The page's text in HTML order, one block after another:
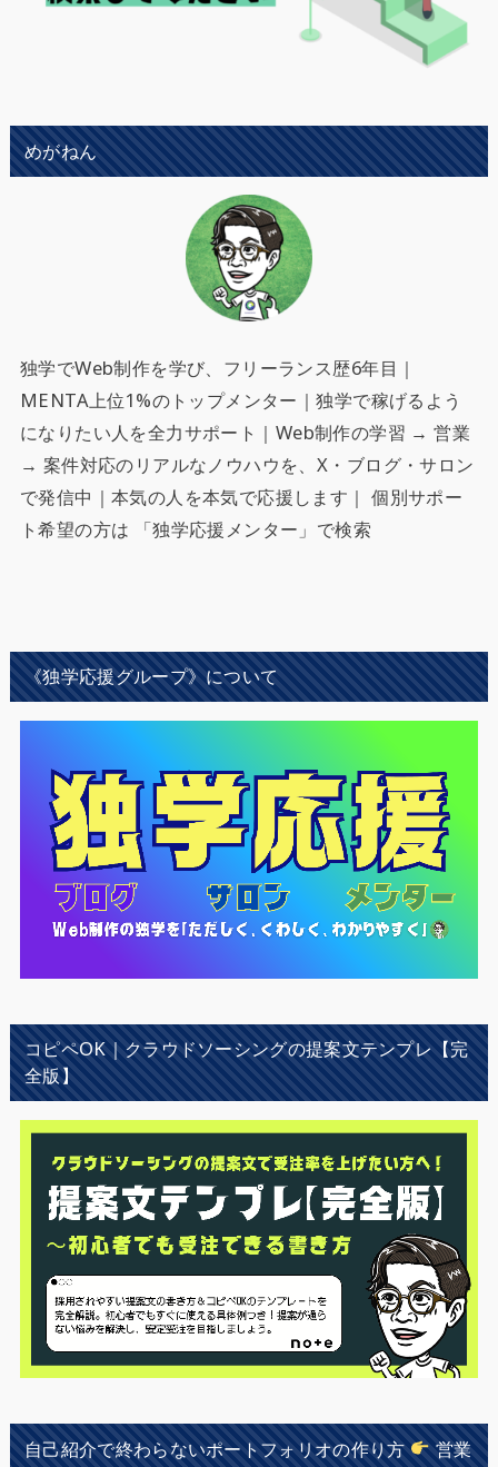
めがねん
独学でWeb制作を学び、フリーランス歴6年目｜
MENTA上位1%のトップメンター｜独学で稼げるよう
になりたい人を全力サポート ｜Web制作の学習 → 営業
→ 案件対応のリアルなノウハウを、X・ブログ・サロン
で発信中｜本気の人を本気で応援します｜ 個別サポー
ト希望の方は 「独学応援メンター」で検索
《独学応援グループ》について
コピペOK｜クラウドソーシングの提案文テンプレ【完
全版】
自己紹介で終わらないポートフォリオの作り方
営業